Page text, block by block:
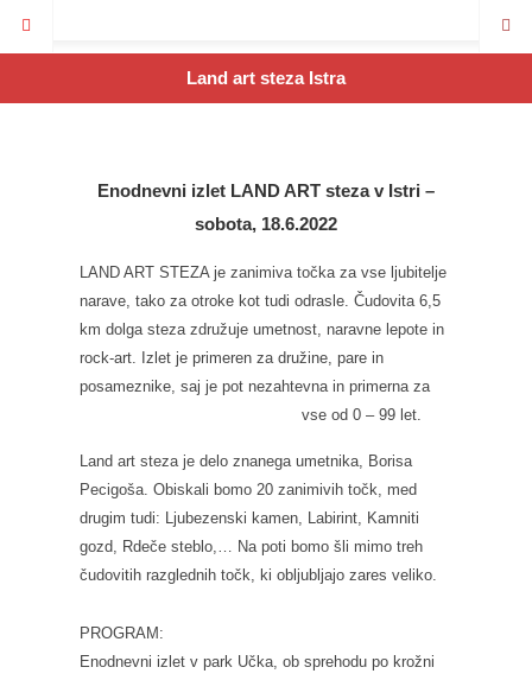
Land art steza Istra
Enodnevni izlet LAND ART steza v Istri –
sobota, 18.6.2022
LAND ART STEZA je zanimiva točka za vse ljubitelje
narave, tako za otroke kot tudi odrasle. Čudovita 6,5
km dolga steza združuje umetnost, naravne lepote in
rock-art. Izlet je primeren za družine, pare in
posameznike, saj je pot nezahtevna in primerna za
vse od 0 – 99 let.
Land art steza je delo znanega umetnika, Borisa
Pecigoša. Obiskali bomo 20 zanimivih točk, med
drugim tudi: Ljubezenski kamen, Labirint, Kamniti
gozd, Rdeče steblo,… Na poti bomo šli mimo treh
čudovitih razglednih točk, ki obljubljajo zares veliko.
PROGRAM:
Enodnevni izlet v park Učka, ob sprehodu po krožni